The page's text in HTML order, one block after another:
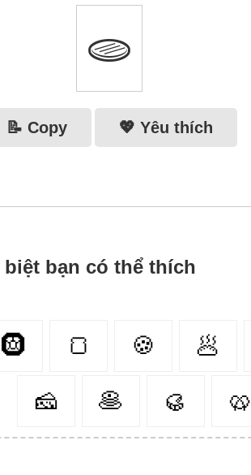
🫓
📝 Copy 💖 Yêu thích
bạn có thể thích
🛞 🍞 🍪 🥟
🧀 🥞 🥮 🥨